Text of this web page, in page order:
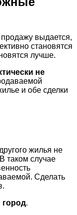
выдается,
становятся
лучше.
не
и обе сделки
жилья не
таком случае
Сделать
город.